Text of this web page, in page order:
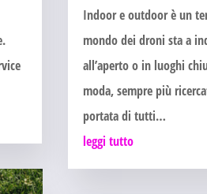
Indoor e outdoor è un
mondo dei droni sta a
all’aperto o in luoghi
moda, sempre più
portata di tutti…
leggi tutto